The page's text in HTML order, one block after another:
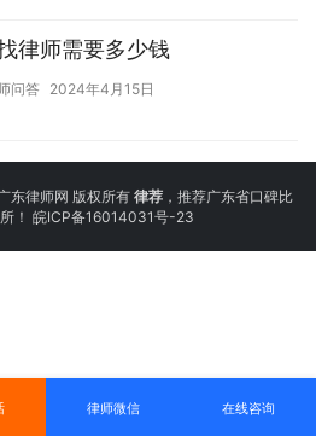
律师需要多少钱
问答 2024年4月15日
律师网 版权所有 律荐 ，推荐广东省口碑比
！ 皖ICP备16014031号-23
律师微信 在线咨询